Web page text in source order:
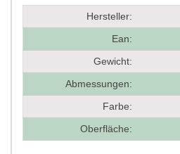
Hersteller:
Ean:
Gewicht:
Abmessungen:
Farbe:
Oberfläche: